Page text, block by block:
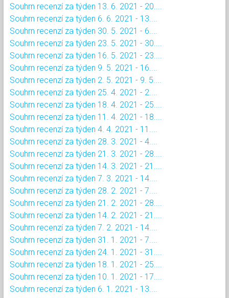
Souhrn recenzí za týden 13. 6. 2021 - 20....
Souhrn recenzí za týden 6. 6. 2021 - 13....
Souhrn recenzí za týden 30. 5. 2021 - 6....
Souhrn recenzí za týden 23. 5. 2021 - 30....
Souhrn recenzí za týden 16. 5. 2021 - 23....
Souhrn recenzí za týden 9. 5. 2021 - 16....
Souhrn recenzí za týden 2. 5. 2021 - 9. 5....
Souhrn recenzí za týden 25. 4. 2021 - 2....
Souhrn recenzí za týden 18. 4. 2021 - 25....
Souhrn recenzí za týden 11. 4. 2021 - 18....
Souhrn recenzí za týden 4. 4. 2021 - 11....
Souhrn recenzí za týden 28. 3. 2021 - 4....
Souhrn recenzí za týden 21. 3. 2021 - 28....
Souhrn recenzí za týden 14. 3. 2021 - 21....
Souhrn recenzí za týden 7. 3. 2021 - 14....
Souhrn recenzí za týden 28. 2. 2021 - 7....
Souhrn recenzí za týden 21. 2. 2021 - 28....
Souhrn recenzí za týden 14. 2. 2021 - 21....
Souhrn recenzí za týden 7. 2. 2021 - 14....
Souhrn recenzí za týden 31. 1. 2021 - 7....
Souhrn recenzí za týden 24. 1. 2021 - 31....
Souhrn recenzí za týden 18. 1. 2021 - 25....
Souhrn recenzí za týden 10. 1. 2021 - 17....
Souhrn recenzí za týden 6. 1. 2021 - 13....